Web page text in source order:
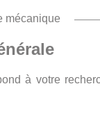
mécanique
à votre